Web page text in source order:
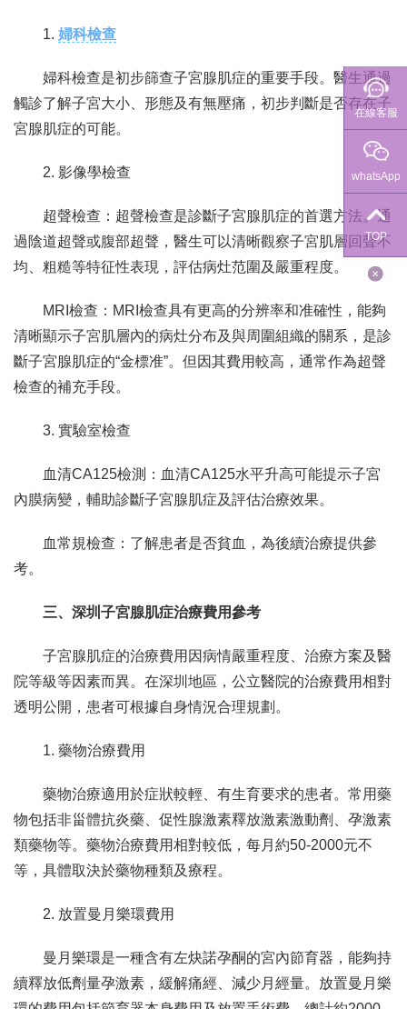
1. 婦科檢查
婦科檢查是初步篩查子宮腺肌症的重要手段。醫生通過
觸診了解子宮大小、形態及有無壓痛，初步判斷是否存在子
宮腺肌症的可能。
2. 影像學檢查
超聲檢查：超聲檢查是診斷子宮腺肌症的首選方法。通
過陰道超聲或腹部超聲，醫生可以清晰觀察子宮肌層回聲不
均、粗糙等特征性表現，評估病灶范圍及嚴重程度。
MRI檢查：MRI檢查具有更高的分辨率和准確性，能夠
清晰顯示子宮肌層內的病灶分布及與周圍組織的關系，是診
斷子宮腺肌症的“金標准”。但因其費用較高，通常作為超聲
檢查的補充手段。
3. 實驗室檢查
血清CA125檢測：血清CA125水平升高可能提示子宮
內膜病變，輔助診斷子宮腺肌症及評估治療效果。
血常規檢查：了解患者是否貧血，為後續治療提供參
考。
三、深圳子宮腺肌症治療費用參考
子宮腺肌症的治療費用因病情嚴重程度、治療方案及醫
院等級等因素而異。在深圳地區，公立醫院的治療費用相對
透明公開，患者可根據自身情況合理規劃。
1. 藥物治療費用
藥物治療適用於症狀較輕、有生育要求的患者。常用藥
物包括非甾體抗炎藥、促性腺激素釋放激素激動劑、孕激素
類藥物等。藥物治療費用相對較低，每月約50-2000元不
等，具體取決於藥物種類及療程。
2. 放置曼月樂環費用
曼月樂環是一種含有左炔諾孕酮的宮內節育器，能夠持
續釋放低劑量孕激素，緩解痛經、減少月經量。放置曼月樂
在線客服
whatsApp
TOP